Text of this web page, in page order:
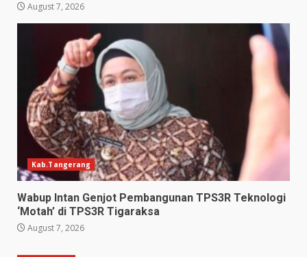
August 7, 2026
Kab.Tangerang
Wabup Intan Genjot Pembangunan TPS3R Teknologi
‘Motah’ di TPS3R Tigaraksa
August 7, 2026